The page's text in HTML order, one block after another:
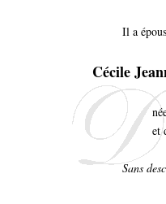
Il a
Cécile
et
Sans